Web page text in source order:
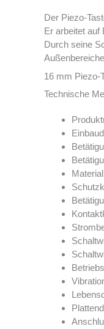
Der Piezo-
Er arbeitet auf
Durch seine
16 mm Piezo-
Technische